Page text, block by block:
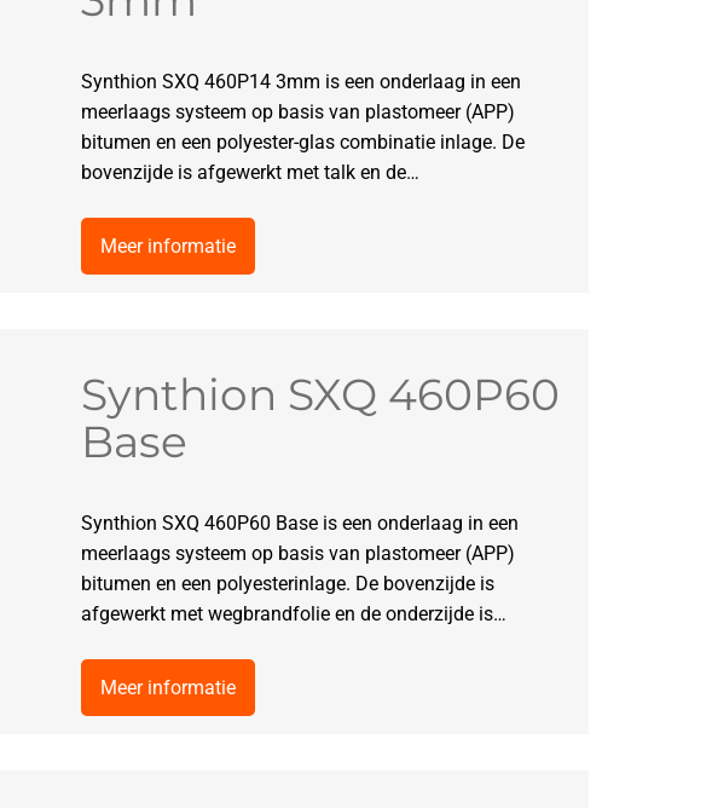
Synthion SXQ 460P14 3mm is een onderlaag in een
meerlaags systeem op basis van plastomeer (APP)
bitumen en een polyester-glas combinatie inlage. De
bovenzijde is afgewerkt met talk en de…
Meer informatie
Synthion SXQ 460P60
Base
Synthion SXQ 460P60 Base is een onderlaag in een
meerlaags systeem op basis van plastomeer (APP)
bitumen en een polyesterinlage. De bovenzijde is
afgewerkt met wegbrandfolie en de onderzijde is…
Meer informatie